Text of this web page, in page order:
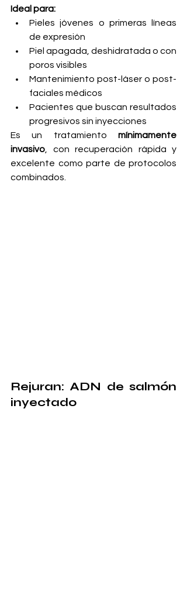
Ideal para:
Pieles jóvenes o primeras líneas
de expresión
Piel apagada, deshidratada o con
poros visibles
Mantenimiento post-láser o post-
faciales médicos
Pacientes que buscan resultados
progresivos sin inyecciones
Es un tratamiento mínimamente
invasivo , con recuperación rápida y
excelente como parte de protocolos
combinados.
Rejuran: ADN de salmón
inyectado